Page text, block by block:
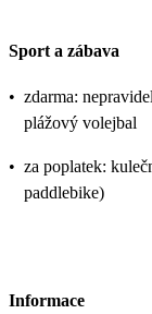
Sport a zábava
• zdarma:
plážový volejbal
• za poplatek:
paddlebike)
Informace